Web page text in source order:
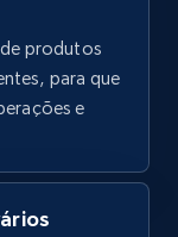
shop url
more.
produtos
para que
e